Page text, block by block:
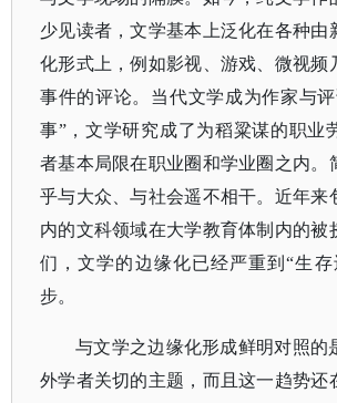
少见读者，文学基本上泛化在各种由
化形式上，例如影视、游戏、微视频
事件的评论。当代文学成为作家与
事”，文学研究成了为稻粱谋的职业
者基本局限在职业圈和学业圈之内。
乎与大众、与社会遥不相干。近年来
内的文科领域在大学教育体制内的被
们，文学的边缘化已经严重到“生
步。
与文学之边缘化形成鲜明对照的
外学者关切的主题，而且这一趋势还